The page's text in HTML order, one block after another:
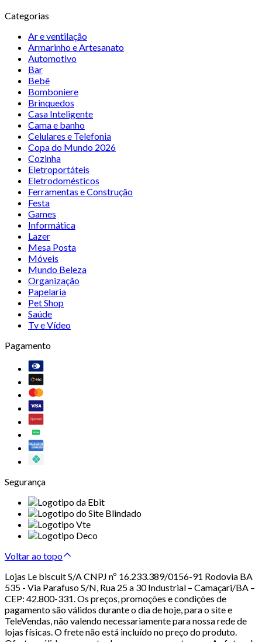
Categorias
Ar e ventilação
Armarinho e Artesanato
Automotivo
Bar
Bebê
Bomboniere
Brinquedos
Casa Inteligente
Cama e banho
Celulares e Telefonia
Copa do Mundo 2026
Cozinha
Eletroportáteis
Eletrodomésticos
Ferramentas e Construção
Festa
Games
Informática
Lazer
Mesa Posta
Móveis
Mundo Beleza
Organização
Papelaria
Pet Shop
Saúde
Tv e Vídeo
Pagamento
Segurança
Voltar ao topo
Lojas Le biscuit S/A CNPJ nº 16.233.389/0156-91 Rodovia BA
535 - Via Parafuso S/N, Rua 25 a 30 Industrial – Camaçari/BA –
CEP: 42.800-331. Os preços, promoções e condições de
pagamento são válidos durante o dia de hoje, para o site e
TeleVendas, não valendo necessariamente para nossa rede de
lojas físicas. O frete não está incluído no preço do produto.